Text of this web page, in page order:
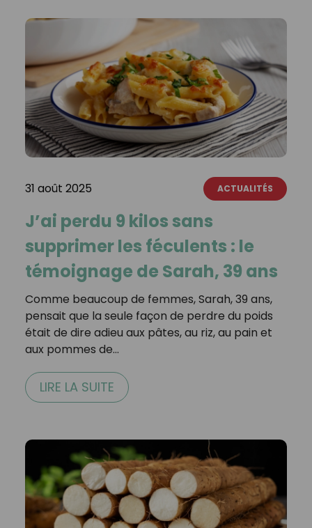
31 août 2025 ACTUALITÉS
J’ai perdu 9 kilos sans
supprimer les féculents : le
témoignage de Sarah, 39 ans
Comme beaucoup de femmes, Sarah, 39 ans,
pensait que la seule façon de perdre du poids
était de dire adieu aux pâtes, au riz, au pain et
aux pommes de…
LIRE LA SUITE